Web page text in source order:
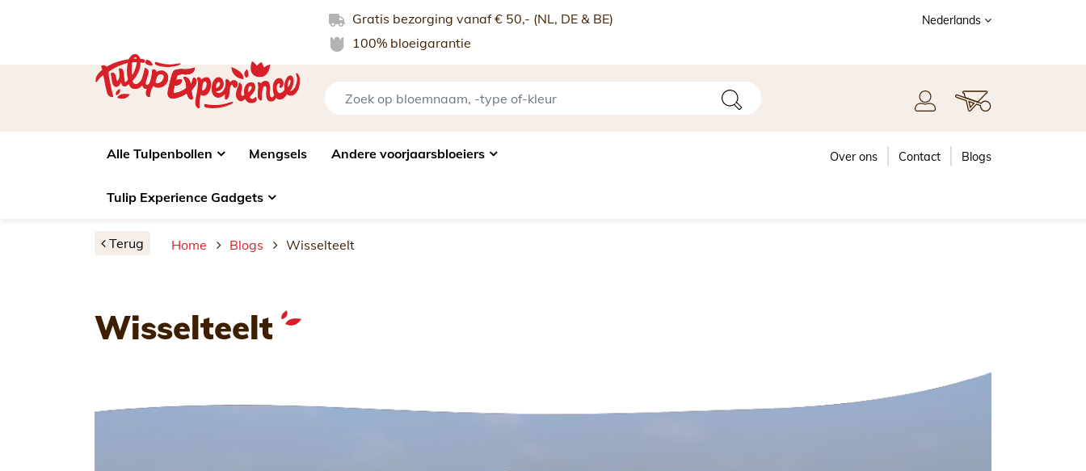
Gratis bezorging vanaf € 50,- (NL, DE & BE)
100% bloeigarantie
Nederlands
Alle Tulpenbollen Mengsels Andere voorjaarsbloeiers
Tulip Experience Gadgets
Over ons Contact Blogs
Terug Home Blogs Wisselteelt
Wisselteelt